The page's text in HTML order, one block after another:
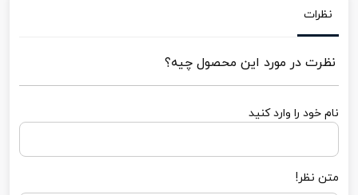
نظرات
نظرت در مورد این محصول چیه؟
نام خود را وارد کنید
متن نظر!